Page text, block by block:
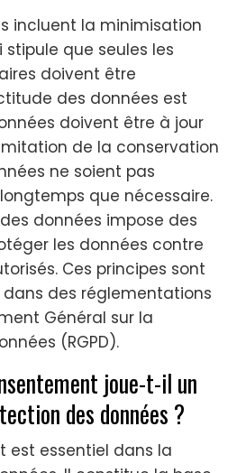
incluent la minimisation
stipule que seules les
doivent être
des données est
doivent être à jour
de la conservation
ne soient pas
que nécessaire.
données impose des
les données contre
Ces principes sont
des réglementations
Général sur la
(RGPD).
joue-t-il un
des données ?
est essentiel dans la